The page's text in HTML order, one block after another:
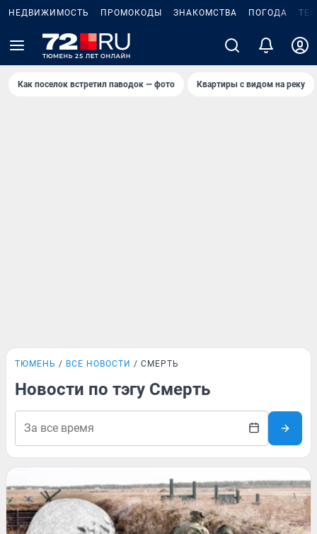
НЕДВИЖИМОСТЬ ПРОМОКОДЫ ЗНАКОМСТВА ПОГОДА
Как поселок встретил паводок — фото Квартиры с видом на реку
ТЮМЕНЬ ВСЕ НОВОСТИ СМЕРТЬ
Новости по тэгу Смерть